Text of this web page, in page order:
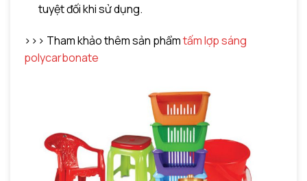
tuyệt đối khi sử dụng.
>>> Tham khảo thêm sản phẩmtấm lợp sáng
polycarbonate